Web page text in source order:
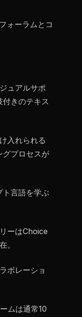
ォーラムとコ
ュアルサポ
きのテキス
入れられる
グプロセスが
ト言語を学ぶ
ーはChoice
。
ボレーショ
ムは通常10